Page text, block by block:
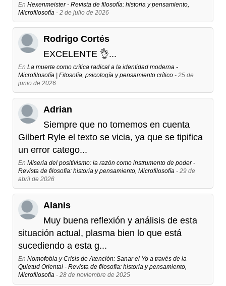
En Hexenmeister - Revista de filosofía: historia y pensamiento,
Microfilosofía - 2 de julio de 2026
Rodrigo Cortés
EXCELENTE 👌...
En La muerte como crítica radical a la identidad moderna -
Microfilosofía | Filosofía, psicología y pensamiento crítico - 25 de
junio de 2026
Adrian
Siempre que no tomemos en cuenta
Gilbert Ryle el texto se vicia, ya que se tipifica
un error catego...
En Miseria del positivismo: la razón como instrumento de poder -
Revista de filosofía: historia y pensamiento, Microfilosofía - 29 de
abril de 2026
Alanis
Muy buena reflexión y análisis de esta
situación actual, plasma bien lo que está
sucediendo a esta g...
En Nomofobia y Crisis de Atención: Sanar el Yo a través de la
Quietud Oriental - Revista de filosofía: historia y pensamiento,
Microfilosofía - 28 de noviembre de 2025